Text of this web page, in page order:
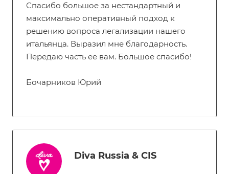
Спасибо большое за нестандартный и
максимально оперативный подход к
решению вопроса легализации нашего
итальянца. Выразил мне благодарность.
Передаю часть ее вам. Большое спасибо!
Бочарников Юрий
Diva Russia & CIS